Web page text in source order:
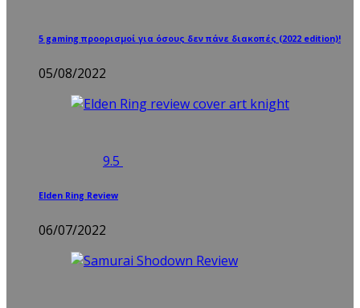
5 gaming προορισμοί για όσους δεν πάνε διακοπές (2022 edition)!
05/08/2022
9.5
Elden Ring Review
06/07/2022